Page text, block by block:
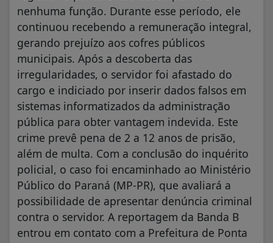
nenhuma função. Durante esse período, ele
continuou recebendo a remuneração integral,
gerando prejuízo aos cofres públicos
municipais. Após a descoberta das
irregularidades, o servidor foi afastado do
cargo e indiciado por inserir dados falsos em
sistemas informatizados da administração
pública para obter vantagem indevida. Este
crime prevê pena de 2 a 12 anos de prisão,
além de multa. Com a conclusão do inquérito
policial, o caso foi encaminhado ao Ministério
Público do Paraná (MP-PR), que avaliará a
possibilidade de apresentar denúncia criminal
contra o servidor. A reportagem da Banda B
entrou em contato com a Prefeitura de Ponta